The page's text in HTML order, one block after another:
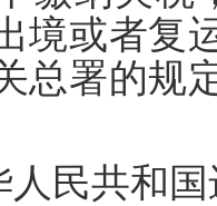
境或者复
总署的规
民共和国